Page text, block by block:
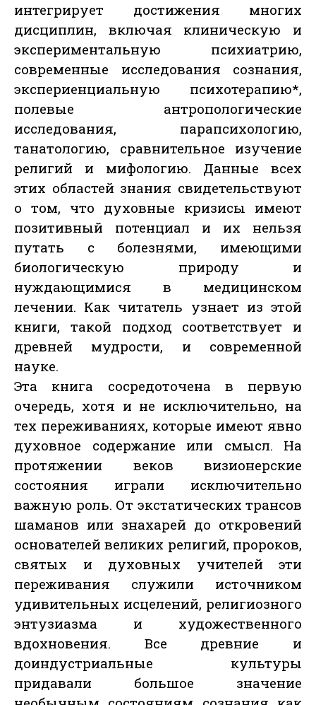
интегрирует достижения многих
дисциплин, включая клиническую и
экспериментальную психиатрию,
современные исследования сознания,
экспериенциальную психотерапию*,
полевые антропологические
исследования, парапсихологию,
танатологию, сравнительное изучение
религий и мифологию. Данные всех
этих областей знания свидетельствуют
о том, что духовные кризисы имеют
позитивный потенциал и их нельзя
путать с болезнями, имеющими
биологическую природу и
нуждающимися в медицинском
лечении. Как читатель узнает из этой
книги, такой подход соответствует и
древней мудрости, и современной
науке.
Эта книга сосредоточена в первую
очередь, хотя и не исключительно, на
тех переживаниях, которые имеют явно
духовное содержание или смысл. На
протяжении веков визионерские
состояния играли исключительно
важную роль. От экстатических трансов
шаманов или знахарей до откровений
основателей великих религий, пророков,
святых и духовных учителей эти
переживания служили источником
удивительных исцелений, религиозного
энтузиазма и художественного
вдохновения. Все древние и
доиндустриальные культуры
придавали большое значение